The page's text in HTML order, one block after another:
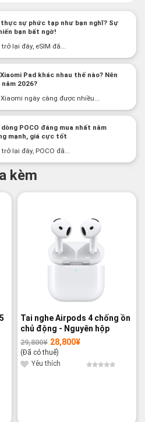
thực sự phức tạp như bạn nghĩ? Sự
bạn bất ngờ!
lại đây, eSIM đã...
Pad khác nhau thế nào? Nên
2026?
ngày càng được nhiều...
POCO đáng mua nhất năm
mạnh, giá cực tốt
lại đây, POCO đã...
kèm
Tai nghe Airpods 4 chống ồn
chủ động - Nguyên hộp
29,800¥
Giá
gốc
là:
29,800¥.
28,800¥
Giá
hiện
tại
là:
28,800¥.
(Đã có thuế)
Yêu thích